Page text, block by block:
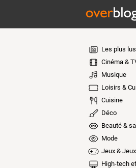
Les plus lus
Cinéma &
Musique
Loisirs &
Cuisine
Déco
Beauté &
Mode
Jeux &
High-tech et